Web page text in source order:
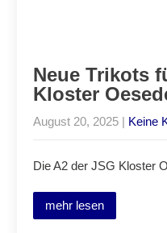
Neue Trikots
Kloster
August 20, 2025 | Keine
Die A2 der JSG Kloster
mehr lesen